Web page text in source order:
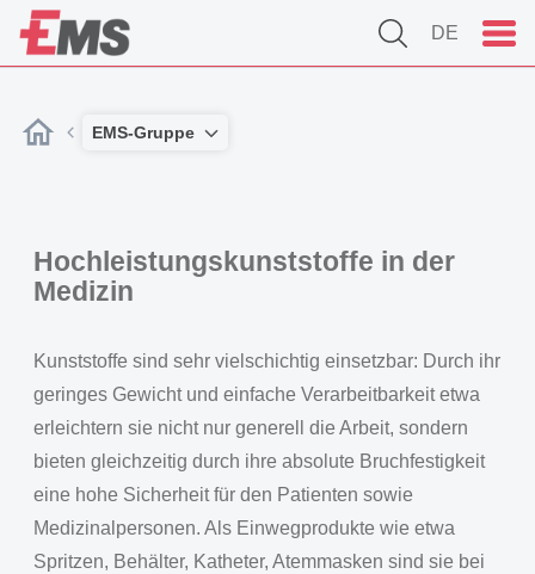
DE
EMS-Gruppe
Hochleistungskunststoffe in der
Medizin
Kunststoffe sind sehr vielschichtig einsetzbar: Durch ihr
geringes Gewicht und einfache Verarbeitbarkeit etwa
erleichtern sie nicht nur generell die Arbeit, sondern
bieten gleichzeitig durch ihre absolute Bruchfestigkeit
eine hohe Sicherheit für den Patienten sowie
Medizinalpersonen. Als Einwegprodukte wie etwa
Spritzen, Behälter, Katheter, Atemmasken sind sie bei